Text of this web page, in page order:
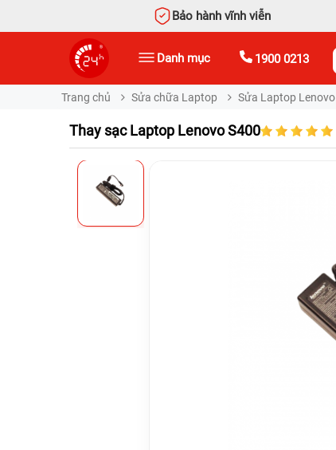
Bảo hành vĩnh viễn
Danh mục 1900 0213
Trang chủ Sửa chữa Laptop Sửa Laptop Lenovo
Thay sạc Laptop Lenovo S400